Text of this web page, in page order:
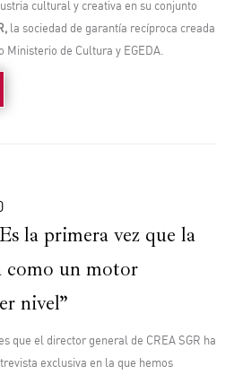
cultural y creativa en su conjunto
la sociedad de garantía recíproca creada
de Cultura y EGEDA.
la primera vez que la
como un motor
nivel”
que el director general de CREA SGR ha
exclusiva en la que hemos